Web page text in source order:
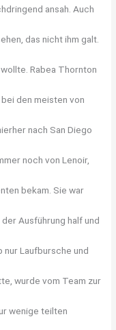
ansah. Auch
das nicht ihm galt.
Rabea Thornton
den meisten von
nach San Diego
noch von Lenoir,
bekam. Sie war
Ausführung half und
Laufbursche und
wurde vom Team zur
wenige teilten